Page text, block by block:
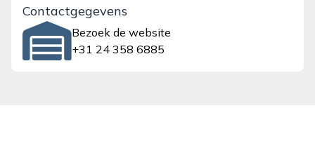
Contactgegevens
Bezoek de website
+31 24 358 6885